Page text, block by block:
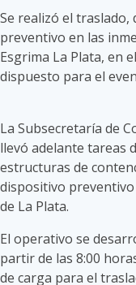
Se realizó el traslado,
preventivo en las
Esgrima La Plata, en
dispuesto para el
La Subsecretaría de
llevó adelante tareas
estructuras de
dispositivo preventivo
de La Plata.
El operativo se
partir de las 8:00
de carga para el